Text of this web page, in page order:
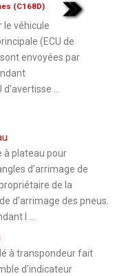
(C168D)
le véhicule
(ECU de
envoyées par
...
à plateau pour
d'arrimage de
de la
d'arrimage des pneus.
l ...
à transpondeur fait
d'indicateur